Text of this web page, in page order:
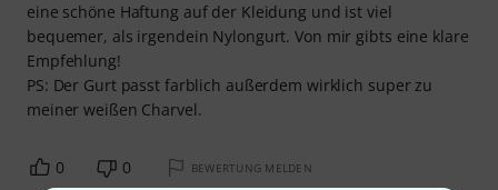
eine schöne Haftung auf der Kleidung und ist viel
bequemer, als irgendein Nylongurt. Von mir gibts eine klare
Empfehlung!
PS: Der Gurt passt farblich außerdem wirklich super zu
meiner weißen Charvel.
0 0 BEWERTUNG MELDEN